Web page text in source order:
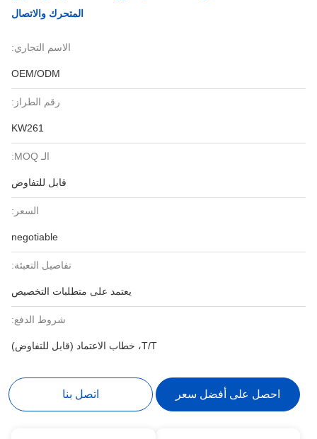
المتحرك والاتصال
الاسم التجاري:
OEM/ODM
رقم الطراز:
KW261
الـ MOQ:
قابل للتفاوض
السعر:
negotiable
تفاصيل التعبئة:
يعتمد على متطلبات التخصيص
شروط الدفع:
T/T، خطاب الاعتماد (قابل للتفاوض)
احصل على أفضل سعر اتصل بنا